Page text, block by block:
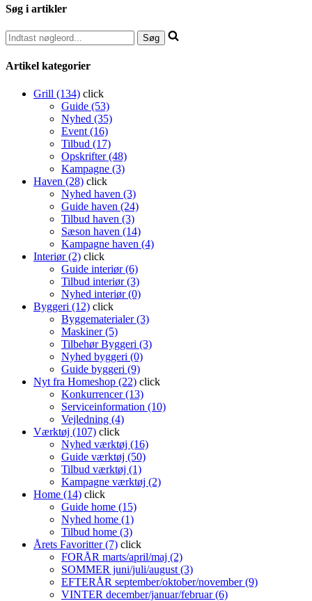
Søg i artikler
Artikel kategorier
Grill (134) click
Guide (53)
Nyhed (35)
Event (16)
Tilbud (17)
Opskrifter (48)
Kampagne (3)
Haven (28) click
Nyhed haven (3)
Guide haven (24)
Tilbud haven (3)
Sæson haven (14)
Kampagne haven (4)
Interiør (2) click
Guide interiør (6)
Tilbud interiør (3)
Nyhed interiør (0)
Byggeri (12) click
Byggematerialer (3)
Maskiner (5)
Tilbehør Byggeri (3)
Nyhed byggeri (0)
Guide byggeri (9)
Nyt fra Homeshop (22) click
Konkurrencer (13)
Serviceinformation (10)
Vejledning (4)
Værktøj (107) click
Nyhed værktøj (16)
Guide værktøj (50)
Tilbud værktøj (1)
Kampagne værktøj (2)
Home (14) click
Guide home (15)
Nyhed home (1)
Tilbud home (3)
Årets Favoritter (7) click
FORÅR marts/april/maj (2)
SOMMER juni/juli/august (3)
EFTERÅR september/oktober/november (9)
VINTER december/januar/februar (6)